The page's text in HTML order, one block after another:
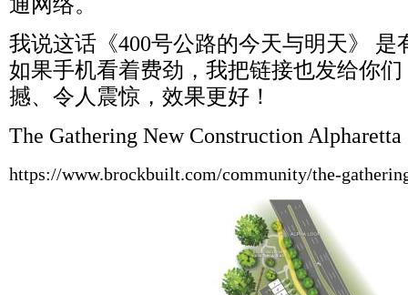
我说这话《400号公路的今天与明天》
是
如果手机看着费劲，我把链接也发给你
撼、令人震惊，效果更好！
The Gathering New Construction
https://www.brockbuilt.com/community/the-